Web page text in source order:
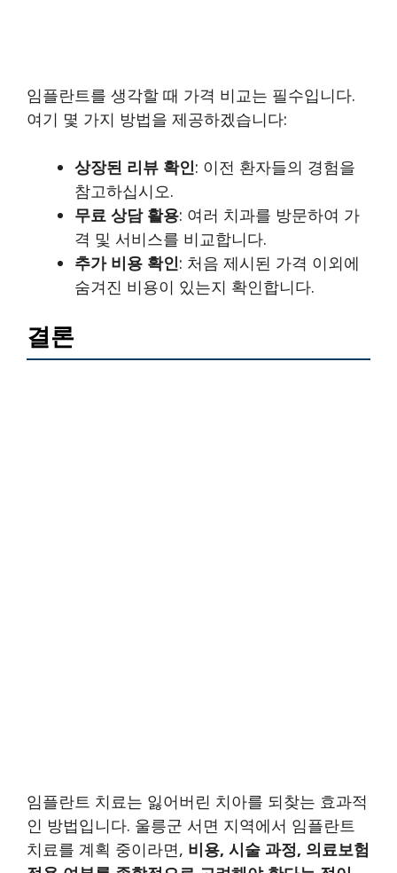
임플란트를 생각할 때 가격 비교는 필수입니다.
여기 몇 가지 방법을 제공하겠습니다:
상장된 리뷰 확인: 이전 환자들의 경험을
참고하십시오.
무료 상담 활용: 여러 치과를 방문하여 가
격 및 서비스를 비교합니다.
추가 비용 확인: 처음 제시된 가격 이외에
숨겨진 비용이 있는지 확인합니다.
결론
임플란트 치료는 잃어버린 치아를 되찾는 효과적
인 방법입니다. 울릉군 서면 지역에서 임플란트
치료를 계획 중이라면, 비용, 시술 과정, 의료보험